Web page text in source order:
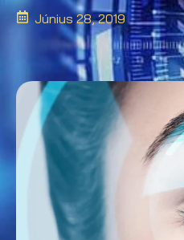
Június 28, 2019